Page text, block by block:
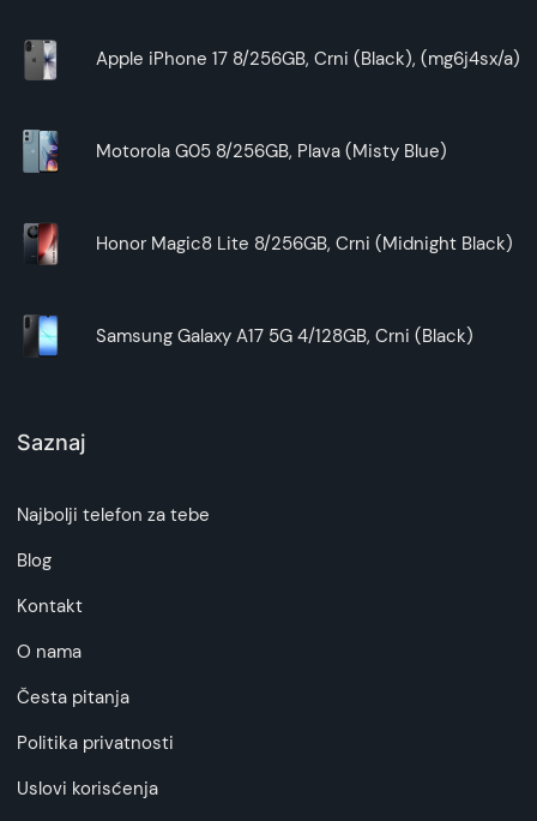
Apple iPhone 17 8/256GB, Crni (Black), (mg6j4sx/a)
Motorola G05 8/256GB, Plava (Misty Blue)
Honor Magic8 Lite 8/256GB, Crni (Midnight Black)
Samsung Galaxy A17 5G 4/128GB, Crni (Black)
Saznaj
Najbolji telefon za tebe
Blog
Kontakt
O nama
Česta pitanja
Politika privatnosti
Uslovi korisćenja